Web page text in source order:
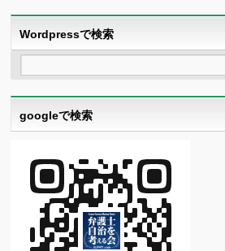
Wordpressで検索
googleで検索